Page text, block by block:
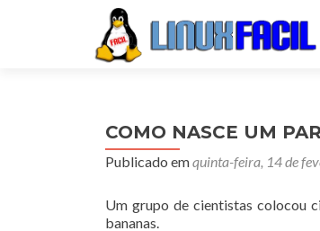
COMO NASCE UM
Publicado emquinta-feira, 14 de
Um grupo de cientistas colocou
bananas.